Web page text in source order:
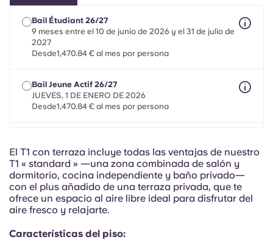
Portuguese
Bail Étudiant 26/27
9 meses entre el 10 de junio de 2026 y el 31 de julio de
2027
Desde1,470.84 € al mes por persona
Bail Jeune Actif 26/27
JUEVES, 1 DE ENERO DE 2026
Desde1,470.84 € al mes por persona
un máximo de 8 meses entre el 1 de mayo de 2026 y el
31 de julio de 2027
Desde1,470.84 € al mes por persona
El T1 con terraza incluye todas las ventajas de nuestro
T1 « standard » —una zona combinada de salón y
dormitorio, cocina independiente y baño privado—
con el plus añadido de una terraza privada, que te
ofrece un espacio al aire libre ideal para disfrutar del
aire fresco y relajarte.
Características del piso: